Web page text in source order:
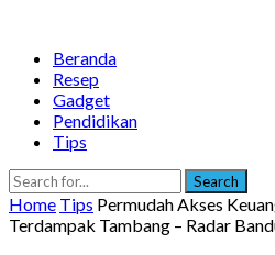
Beranda
Resep
Gadget
Pendidikan
Tips
Search
Home Tips Permudah Akses
Terdampak Tambang – Radar